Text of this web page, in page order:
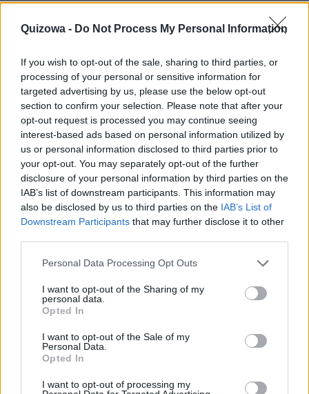
Quizowa - Do Not Process My Personal Information
If you wish to opt-out of the sale, sharing to third parties, or
processing of your personal or sensitive information for
targeted advertising by us, please use the below opt-out
section to confirm your selection. Please note that after your
opt-out request is processed you may continue seeing
interest-based ads based on personal information utilized by
us or personal information disclosed to third parties prior to
your opt-out. You may separately opt-out of the further
disclosure of your personal information by third parties on the
IAB’s list of downstream participants. This information may
also be disclosed by us to third parties on the IAB’s List of
Downstream Participants that may further disclose it to other
Personal Data Processing Opt Outs
I want to opt-out of the Sharing of my
personal data.
Opted In
I want to opt-out of the Sale of my
Personal Data.
Opted In
I want to opt-out of processing my
Polityka·Ludzie
Znani politycy - nazwiska kojarzymy, ale
czy...
Polityka
Czy rozpoznasz polskiego polityka po
oczach?
Czy rozpoznasz polityka po jednym
słowie?